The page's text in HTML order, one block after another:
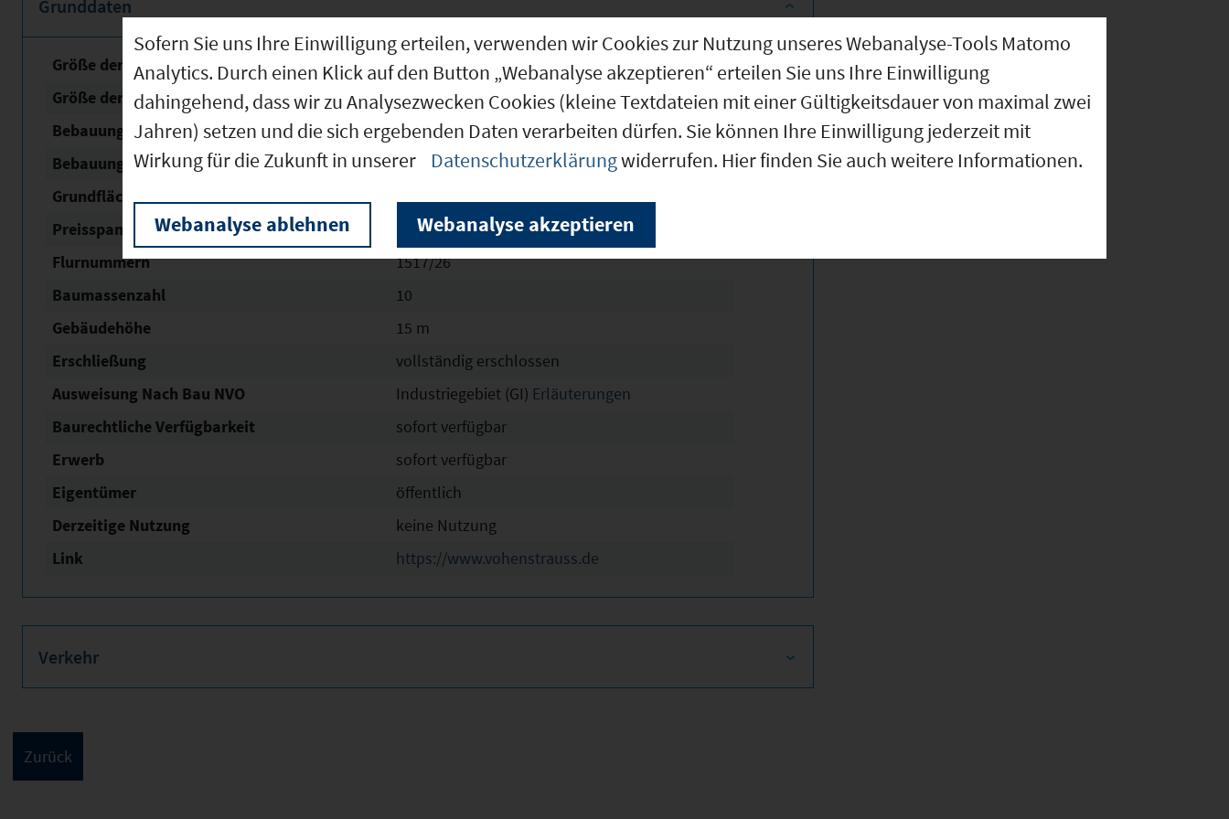
Grunddaten
Größe der unbebauten Fläche
5.500 m²
Größe der Fläche mit Baurecht
5.500 m²
Bebauungsplan Nr. / Name
Vohenstrauß-Ost, BA2
Bebauungsplan Status
rechtskräftig
Grundflächen­zahl (GRZ)
Preisspanne in € / m²
Flurnummern
1517/26
Baumassenzahl
10
Gebäudehöhe
15 m
Erschließung
vollständig erschlossen
Ausweisung Nach Bau NVO
Industriegebiet (GI) Erläuterungen
Baurechtliche Verfügbarkeit
sofort verfügbar
Erwerb
sofort verfügbar
Eigentümer
öffentlich
Derzeitige Nutzung
keine Nutzung
Link
https://www.vohenstrauss.de
Verkehr
Sofern Sie uns Ihre Einwilligung erteilen, verwenden wir Cookies zur Nutzung unseres Webanalyse-Tools Matomo
Analytics. Durch einen Klick auf den Button „Webanalyse akzeptieren“ erteilen Sie uns Ihre Einwilligung
dahingehend, dass wir zu Analysezwecken Cookies (kleine Textdateien mit einer Gültigkeitsdauer von maximal zwei
Jahren) setzen und die sich ergebenden Daten verarbeiten dürfen. Sie können Ihre Einwilligung jederzeit mit
Wirkung für die Zukunft in unserer
Datenschutzerklärungwiderrufen. Hier finden Sie auch weitere Informationen.
Webanalyse ablehnen Webanalyse akzeptieren